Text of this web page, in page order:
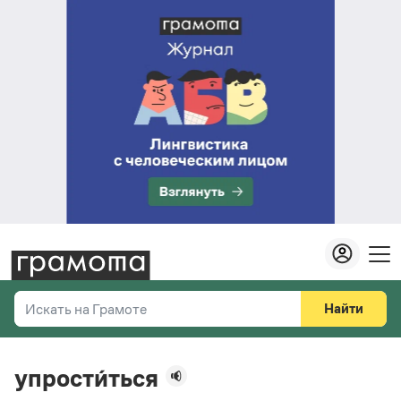
Искать на Грамоте
Справочная служба
Найти
упрости́ться